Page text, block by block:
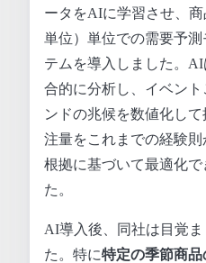
ータをAIに学習させ、
単位）単位での需要予
テムを導入しました。
合的に分析し、イベン
ンドの兆候を数値化し
注量をこれまでの経験
根拠に基づいて最適化
た。
AI導入後、同社は目覚
た。特に特定の季節商